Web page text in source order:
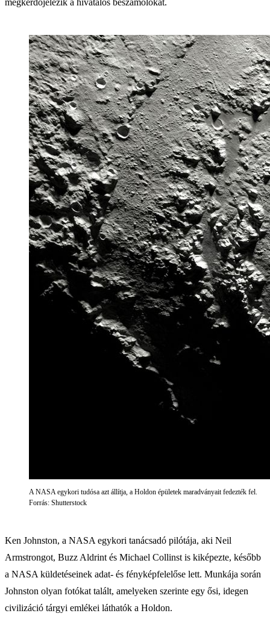
megkérdőjelezik a hivatalos beszámolókat.
A NASA egykori tudósa azt állítja, a Holdon épületek maradványait fedezték fel.
Forrás: Shutterstock
Ken Johnston, a NASA egykori tanácsadó pilótája, aki Neil
Armstrongot, Buzz Aldrint és Michael Collinst is kiképezte, később
a NASA küldetéseinek adat- és fényképfelelőse lett. Munkája során
Johnston olyan fotókat talált, amelyeken szerinte egy ősi, idegen
civilizáció tárgyi emlékei láthatók a Holdon.